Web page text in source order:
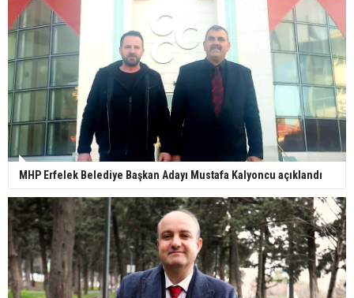
MHP Erfelek Belediye Başkan Adayı Mustafa Kalyoncu açıklandı